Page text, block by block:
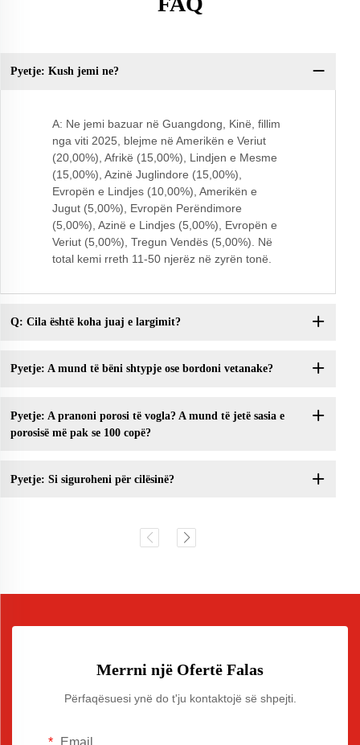
Pyetje: Kush jemi ne?
A: Ne jemi bazuar në Guangdong, Kinë, fillim
nga viti 2025, blejme në Amerikën e Veriut
(20,00%), Afrikë (15,00%), Lindjen e Mesme
(15,00%), Azinë Juglindore (15,00%),
Evropën e Lindjes (10,00%), Amerikën e
Jugut (5,00%), Evropën Perëndimore
(5,00%), Azinë e Lindjes (5,00%), Evropën e
Veriut (5,00%), Tregun Vendës (5,00%). Në
total kemi rreth 11-50 njerëz në zyrën tonë.
Q: Cila është koha juaj e largimit?
Pyetje: A mund të bëni shtypje ose bordoni vetanake?
Pyetje: A pranoni porosi të vogla? A mund të jetë sasia e
porosisë më pak se 100 copë?
Pyetje: Si siguroheni për cilësinë?
Merrni një Ofertë Falas
Përfaqësuesi ynë do t'ju kontaktojë së shpejti.